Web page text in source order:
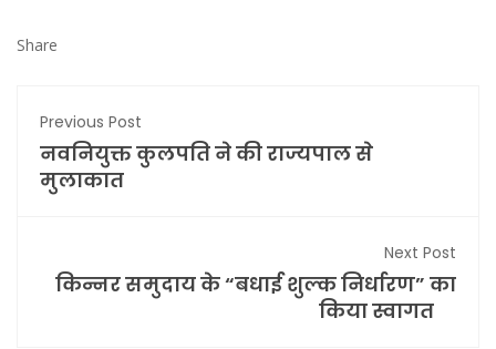
Share
Previous Post
नवनियुक्त कुलपति ने की राज्यपाल से
मुलाकात
Next Post
किन्नर समुदाय के “बधाई शुल्क निर्धारण” का
किया स्वागत